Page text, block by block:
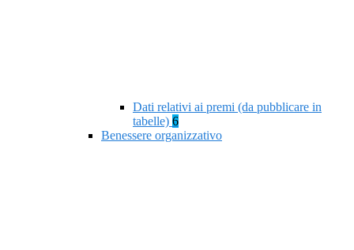
Dati relativi ai premi (da pubblicare in
tabelle) 6
Benessere organizzativo